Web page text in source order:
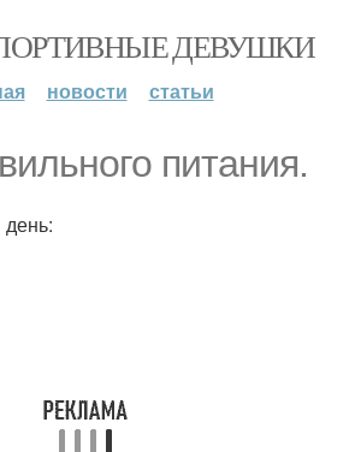
ДЕВУШКИ
новости статьи
питания.